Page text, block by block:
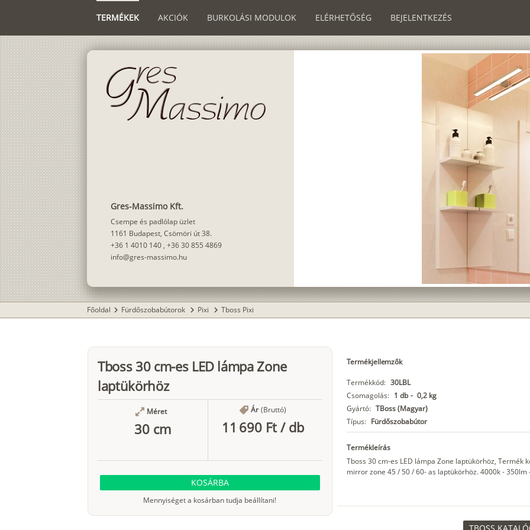
TERMÉKEK AKCIÓK BURKOLÁSI MODULOK ELÉRHETŐSÉG BEJELENTKEZÉS
Gres-Massimo Kft.
Csempe és padlólap üzlet
1161 Budapest, Csömöri út 38.
+36 1 4010 140 , +36 30 855 4869
info@gres-massimo.hu
Főoldal chevron_right Fürdőszobabútorok chevron_right Pixi chevron_right Tboss Pixi
Tboss 30 cm-es LED lámpa Zone
laptükörhöz
Méret
30 cm
Ár (Bruttó)
11 690 Ft/ db
KOSÁRBA
Mennyiséget a kosárban tudja beállítani!
Termékjellemzők
Termékkód: 30LBL
Csomagolás: 1 db - 0,2 kg
Gyártó: TBoss (Magyar)
Típus: Fürdőszobabútor
Termékleírás
Tboss 30 cm-es LED lámpa Zone laptükörhöz, Termék
mirror zone 45 / 50 / 60- as laptükörhöz. 4000k - 350lm